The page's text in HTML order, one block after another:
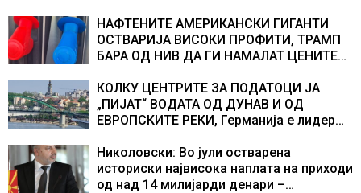
НАФТЕНИТЕ АМЕРИКАНСКИ ГИГАНТИ
ОСТВАРИЈА ВИСОКИ ПРОФИТИ, ТРАМП
БАРА ОД НИВ ДА ГИ НАМАЛАТ ЦЕНИТЕ
КОЛКУ ЦЕНТРИТЕ ЗА ПОДАТОЦИ ЈА
„ПИЈАТ“ ВОДАТА ОД ДУНАВ И ОД
ЕВРОПСКИТЕ РЕКИ, Германија е лидер
центри за податоци
Николовски: Во јули остварена
историски највисока наплата на приходи
од над 14 милијарди денари –